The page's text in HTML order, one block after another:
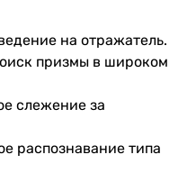
на отражатель.
призмы в широком
слежение за
распознавание типа